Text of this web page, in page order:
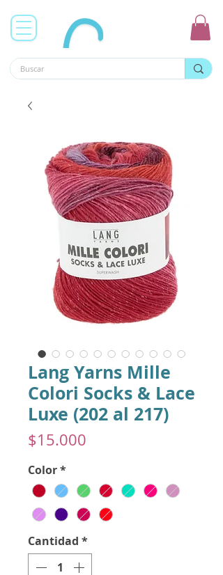
Lang Yarns Mille
Colori Socks & Lace
Luxe (202 al 217)
$15.000
Color*
Cantidad *